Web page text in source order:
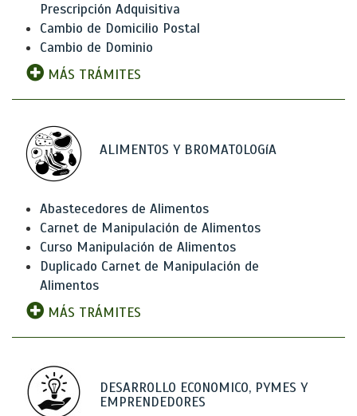
Prescripción Adquisitiva
Cambio de Domicilio Postal
Cambio de Dominio
MÁS TRÁMITES
ALIMENTOS Y BROMATOLOGíA
Abastecedores de Alimentos
Carnet de Manipulación de Alimentos
Curso Manipulación de Alimentos
Duplicado Carnet de Manipulación de
Alimentos
MÁS TRÁMITES
DESARROLLO ECONOMICO, PYMES Y
EMPRENDEDORES